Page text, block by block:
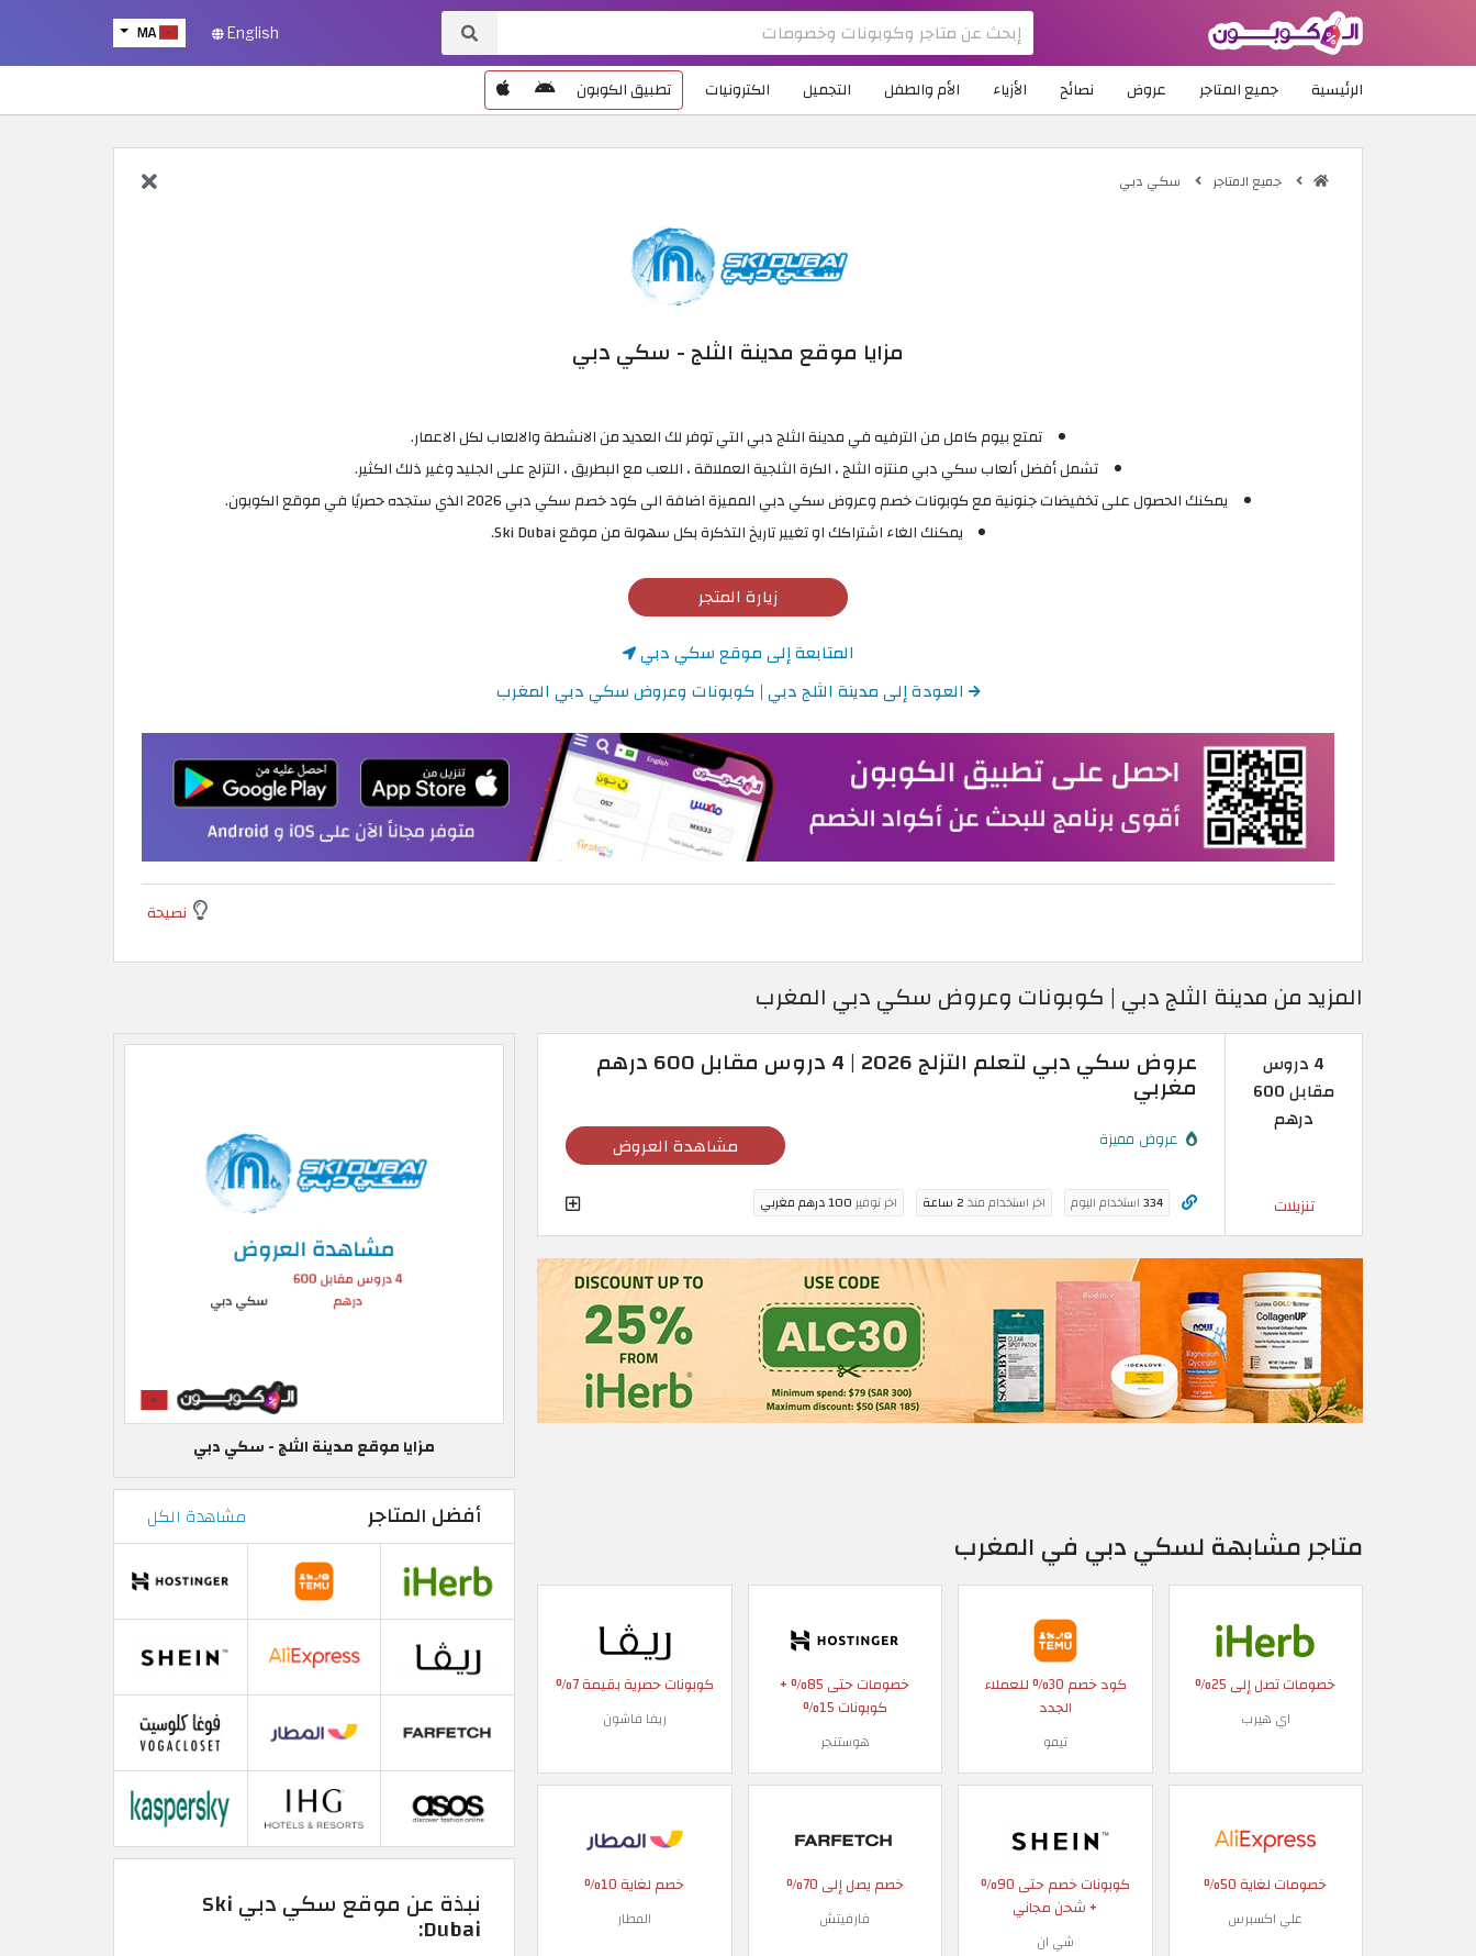
MA English
الرئيسية جميع المتاجر عروض نصائح الأزياء الأم والطفل التجميل الكترونيات تطبيق الكوبون
جميع المتاجر سكي دبي
مزايا موقع مدينة الثلج - سكي دبي
تمتع بيوم كامل من الترفيه في مدينة الثلج دبي التي توفر لك العديد من الانشطة والالعاب لكل الاعمار.
تشمل أفضل ألعاب سكي دبي منتزه الثلج ، الكرة الثلجية العملاقة ، اللعب مع البطريق ، التزلج على الجليد وغير ذلك الكثير.
يمكنك الحصول على تخفيضات جنونية مع كوبونات خصم وعروض سكي دبي المميزة اضافة الى كود خصم سكي دبي 2026 الذي ستجده حصريًا في موقع الكوبون.
يمكنك الغاء اشتراكك او تغيير تاريخ التذكرة بكل سهولة من موقع Ski Dubai.
زيارة المتجر
المتابعة إلى موقع سكي دبي
العودة إلى مدينة الثلج دبي | كوبونات وعروض سكي دبي المغرب
نصيحة
المزيد من مدينة الثلج دبي | كوبونات وعروض سكي دبي المغرب
4 دروس
مقابل 600
درهم
تنزيلات
عروض سكي دبي لتعلم التزلج 2026 | 4 دروس مقابل 600 درهم
مغربي
عروض مميزة مشاهدة العروض
334استخدام اليوم اخر استخدام منذ2 ساعة اخر توفير100 درهم مغربي
متاجر مشابهة لسكي دبي في المغرب
خصومات تصل إلى 25%
اي هيرب
كود خصم 30% للعملاء
الجدد
تيمو
خصومات حتى 85% +
كوبونات 15%
هوستنجر
كوبونات حصرية بقيمة 7%
ريفا فاشون
خصومات لغاية 50%
علي اكسبرس
كوبونات خصم حتى 90%
+ شحن مجاني
شي ان
خصم يصل إلى 70%
فارفيتش
خصم لغاية 10%
المطار
مزايا موقع مدينة الثلج - سكي دبي
أفضل المتاجر مشاهدة الكل
نبذة عن موقع سكي دبي Ski
Dubai: